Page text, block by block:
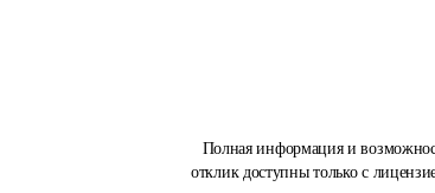
Полная информация и
отклик доступны только с